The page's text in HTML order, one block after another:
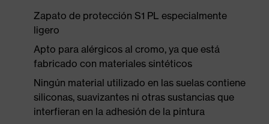
Zapato de protección S1 PL especialmente
ligero
Apto para alérgicos al cromo, ya que está
fabricado con materiales sintéticos
Ningún material utilizado en las suelas contiene
siliconas, suavizantes ni otras sustancias que
interfieran en la adhesión de la pintura